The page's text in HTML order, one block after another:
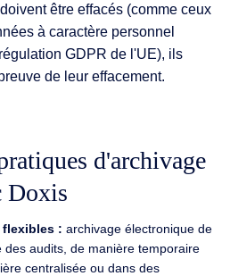
être effacés (comme ceux
à caractère personnel
GDPR de l'UE), ils
de leur effacement.
d'archivage
Doxis
flexibles : archivage électronique de
des audits, de manière temporaire
centralisée ou dans des